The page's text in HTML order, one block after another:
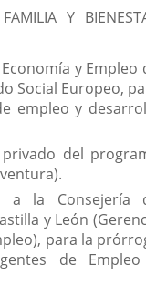
Y
y Empleo
Social Europeo,
empleo y
del
a la Consejería
y León
para la
de